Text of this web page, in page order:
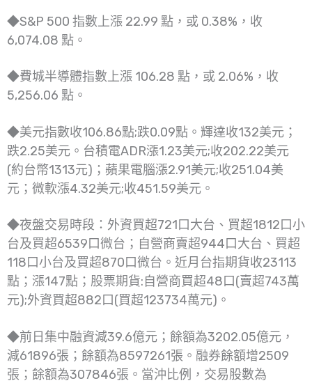
◆S&P 500 指數上漲 22.99 點，或 0.38%，收
6,074.08 點。
◆費城半導體指數上漲 106.28 點，或 2.06%，收
5,256.06 點。
◆美元指數收106.86點;跌0.09點。輝達收132美元；
跌2.25美元。台積電ADR漲1.23美元;收202.22美元
(約台幣1313元)；蘋果電腦漲2.91美元;收251.04美
元；微軟漲4.32美元;收451.59美元。
◆夜盤交易時段：外資買超721口大台、買超1812口小
台及買超6539口微台；自營商賣超944口大台、買超
118口小台及買超870口微台。近月台指期貨收23113
點；漲147點；股票期貨:自營商買超48口(賣超743萬
元);外資買超882口(買超123734萬元)。
◆前日集中融資減39.6億元；餘額為3202.05億元，
減61896張；餘額為8597261張。融券餘額增2509
張；餘額為307846張。當沖比例，交易股數為